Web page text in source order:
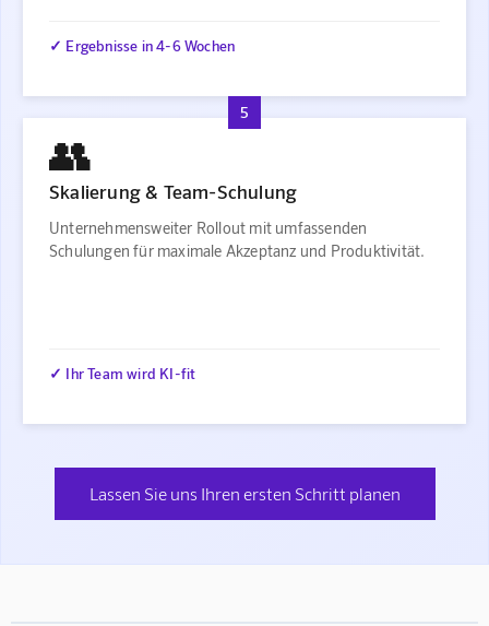
✓ Ergebnisse in 4-6 Wochen
5
👥
Skalierung & Team-Schulung
Unternehmensweiter Rollout mit umfassenden
Schulungen für maximale Akzeptanz und Produktivität.
✓ Ihr Team wird KI-fit
Lassen Sie uns Ihren ersten Schritt planen